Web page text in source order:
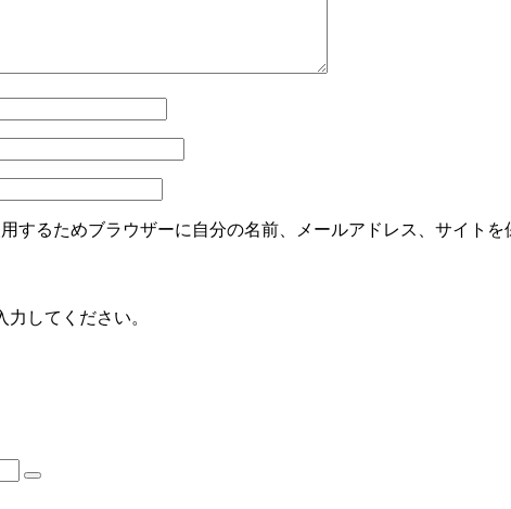
するためブラウザーに自分の名前、メールアドレス、サイトを
力してください。
検